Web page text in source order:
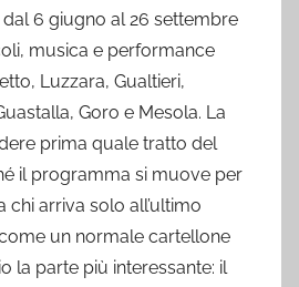
6 giugno al 26 settembre
musica e performance
Luzzara, Gualtieri,
Goro e Mesola. La
prima quale tratto del
il programma si muove per
chi arriva solo all’ultimo
un normale cartellone
la parte più interessante: il